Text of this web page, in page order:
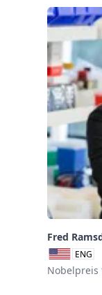
Fred
ENG
Nobelpreis